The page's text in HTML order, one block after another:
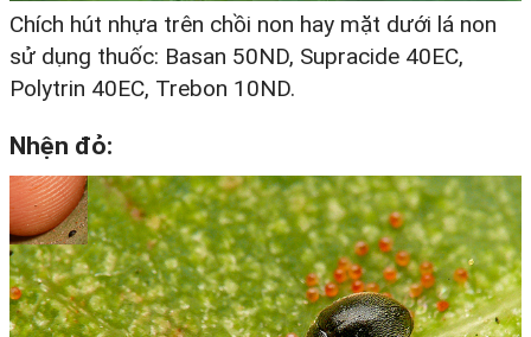
Chích hút nhựa trên chồi non hay mặt dưới lá non
sử dụng thuốc: Basan 50ND, Supracide 40EC,
Polytrin 40EC, Trebon 10ND.
Nhện đỏ: